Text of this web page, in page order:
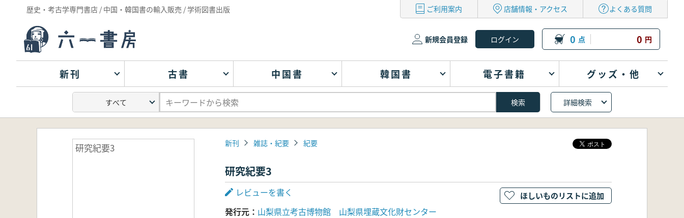
歴史・考古学専門書店 / 中国・韓国書の輸入販売 / 学術図書出版 ご利用案内 店舗情報・アクセス よくある質問
新規会員登録 0 点 0 円
新刊 古書 中国書 韓国書 電子書籍 グッズ・他
詳細検索
研究紀要3 新刊 雑誌・紀要 紀要
研究紀要3
レビューを書く
発行元
山梨県立考古博物館 山梨県埋蔵文化財センター
ほしいものリストに追加